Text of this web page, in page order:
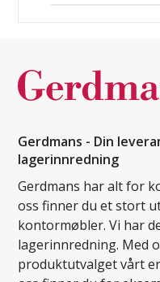
Gerdmans - Din
lagerinnredning
Gerdmans har alt for
oss finner du et stort
kontormøbler. Vi har
lagerinnredning. Med
produktutvalget vårt